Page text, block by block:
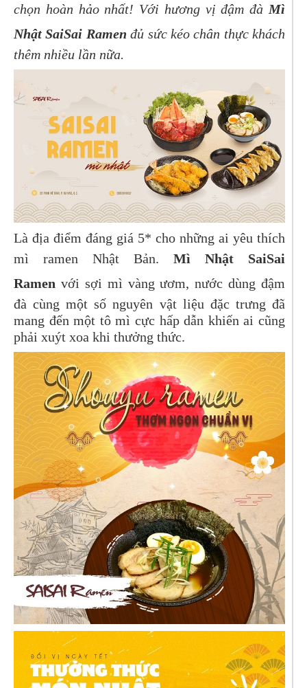
chọn hoàn hảo nhất! Với hương vị đậm đà Mì
Nhật SaiSai Ramenđủ sức kéo chân thực khách
thêm nhiều lần nữa.
Là địa điểm đáng giá 5* cho những ai yêu thích
mì ramen Nhật Bản. Mì Nhật SaiSai
Ramen với sợi mì vàng ươm, nước dùng đậm
đà cùng một số nguyên vật liệu đặc trưng đã
mang đến một tô mì cực hấp dẫn khiến ai cũng
phải xuýt xoa khi thưởng thức.